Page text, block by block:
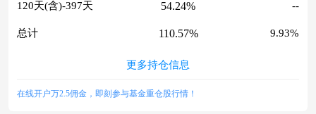
120天(含)-397天 54.24% --
总计 110.57% 9.93%
更多持仓信息
在线开户万2.5佣金，即刻参与基金重仓股行情！